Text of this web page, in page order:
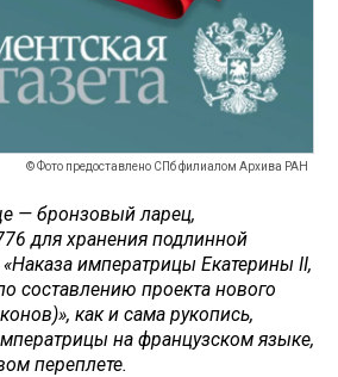
© Фото предоставлено СПб филиалом Архива РАН
— бронзовый ларец,
для хранения подлинной
императрицы Екатерины II,
составлению проекта нового
как и сама рукопись,
на французском языке,
переплете.